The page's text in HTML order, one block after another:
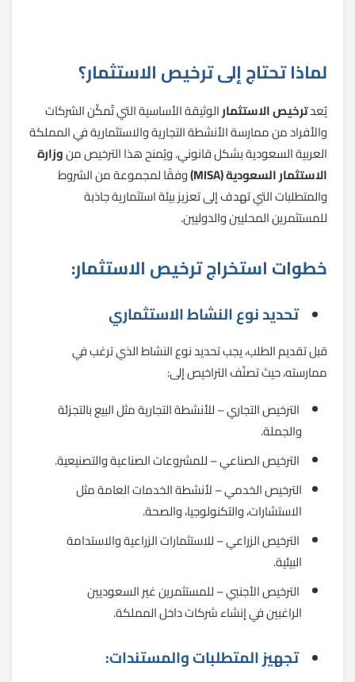
لماذا تحتاج إلى ترخيص الاستثمار؟
يُعدترخيص الاستثمارالوثيقة الأساسية التي تُمكّن الشركات
والأفراد من ممارسة الأنشطة التجارية والاستثمارية في المملكة
العربية السعودية بشكل قانوني. ويُمنح هذا الترخيص منوزارة
الاستثمار السعودية (MISA)
وفقًا لمجموعة من الشروط
والمتطلبات التي تهدف إلى تعزيز بيئة استثمارية جاذبة
للمستثمرين المحليين والدوليين.
خطوات استخراج ترخيص الاستثمار:
تحديد نوع النشاط الاستثماري
قبل تقديم الطلب، يجب تحديد نوع النشاط الذي ترغب في
ممارسته، حيث تصنّف التراخيص إلى:
الترخيص التجاري – للأنشطة التجارية مثل البيع بالتجزئة
والجملة.
الترخيص الصناعي – للمشروعات الصناعية والتصنيعية.
الترخيص الخدمي – لأنشطة الخدمات العامة مثل
الاستشارات، والتكنولوجيا، والصحة.
الترخيص الزراعي – للاستثمارات الزراعية والاستدامة
البيئية.
الترخيص الأجنبي – للمستثمرين غير السعوديين
الراغبين في إنشاء شركات داخل المملكة.
تجهيز المتطلبات والمستندات: